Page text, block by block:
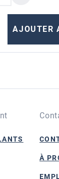
AJOUTER
À